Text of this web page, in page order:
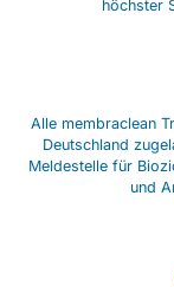
höchster
Alle membraclean
Deutschland
Meldestelle für
und